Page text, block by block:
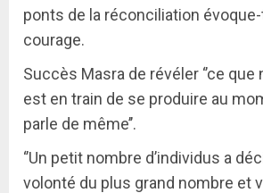
ponts de la réconciliation
courage.
Succès Masra de révéler ‘’ce
est en train de se produire au
parle de même’’.
‘’Un petit nombre d’individus a
volonté du plus grand nombre et